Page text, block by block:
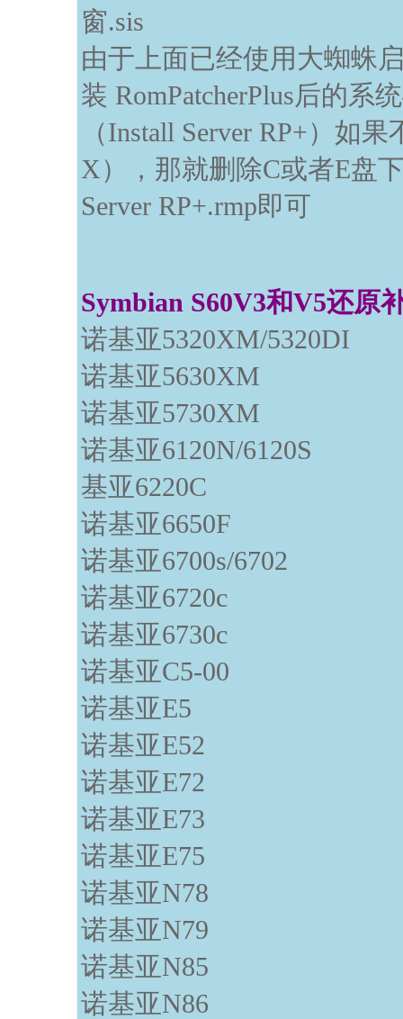
窗.sis
由于上面已经使用大蜘蛛
装 RomPatcherPlus后的系
（Install Server RP+）如
X），那就删除C或者E盘
Server RP+.rmp即可
Symbian S60V3和V5还原
诺基亚5320XM/5320DI
诺基亚5630XM
诺基亚5730XM
诺基亚6120N/6120S
基亚6220C
诺基亚6650F
诺基亚6700s/6702
诺基亚6720c
诺基亚6730c
诺基亚C5-00
诺基亚E5
诺基亚E52
诺基亚E72
诺基亚E73
诺基亚E75
诺基亚N78
诺基亚N79
诺基亚N85
诺基亚N86